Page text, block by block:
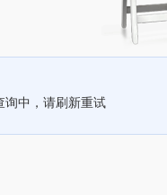
询中，请刷新重试